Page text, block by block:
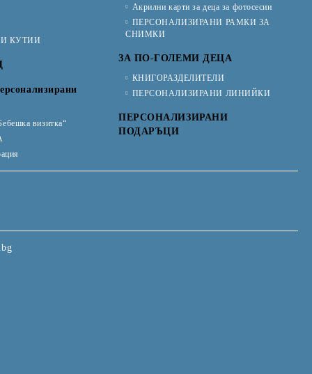
КУТИИ
визитка“
Акрилни карти за деца за фотосесии
ПЕРСОНАЛИЗИРАНИ РАМКИ ЗА
СНИМКИ
ЗА ПО-ГОЛЕМИ ДЕЦА
КНИГОРАЗДЕЛИТЕЛИ
ПЕРСОНАЛИЗИРАНИ ЛИНИЙКИ
ПЕРСОНАЛИЗИРАНИ
ПОДАРЪЦИ